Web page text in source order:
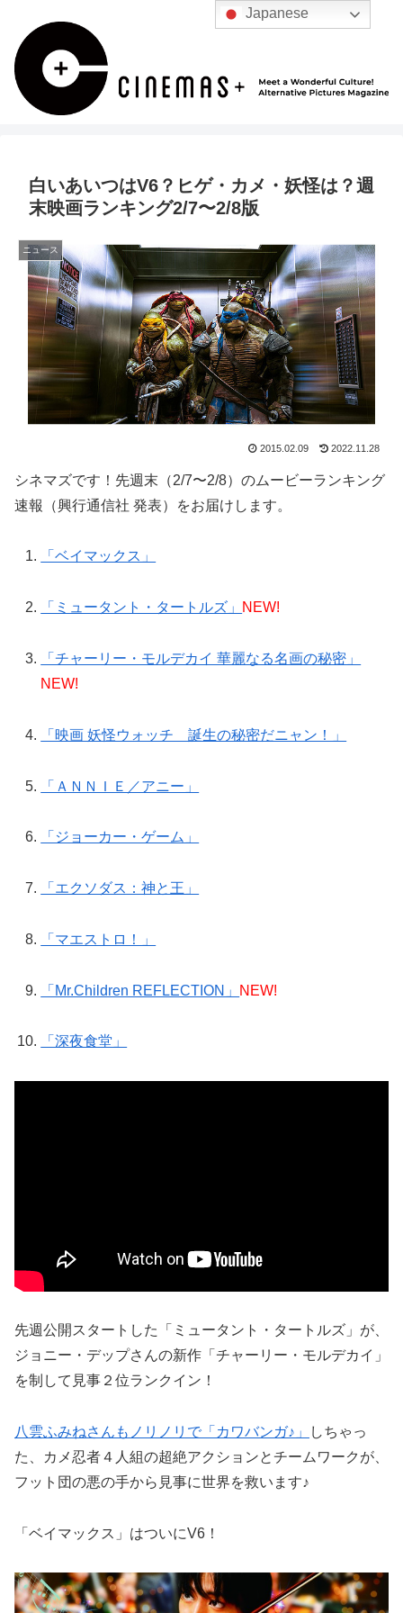
白いあいつはV6？ヒゲ・カメ・妖怪は？週
末映画ランキング2/7〜2/8版
ニュース
2015.02.09 2022.11.28
シネマズです！先週末（2/7〜2/8）のムービーランキング
速報（興行通信社 発表）をお届けします。
「ベイマックス」
「ミュータント・タートルズ」 NEW!
「チャーリー・モルデカイ 華麗なる名画の秘密」
NEW!
「映画 妖怪ウォッチ 誕生の秘密だニャン！」
「ＡＮＮＩＥ／アニー」
「ジョーカー・ゲーム」
「エクソダス：神と王」
「マエストロ！」
「Mr.Children REFLECTION」 NEW!
「深夜食堂」
先週公開スタートした「ミュータント・タートルズ」が、
ジョニー・デップさんの新作「チャーリー・モルデカイ」
を制して見事２位ランクイン！
八雲ふみねさんもノリノリで「カワバンガ♪」
しちゃっ
た、カメ忍者４人組の超絶アクションとチームワークが、
フット団の悪の手から見事に世界を救います♪
「ベイマックス」はついにV6！
Japanese